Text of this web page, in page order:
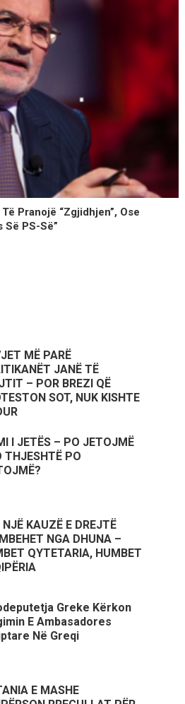
Pranojë “Zgjidhjen”, Ose
PS-Së”
MË PARË
JANË TË
– POR BREZI QË
SOT, NUK KISHTE
I JETËS – PO JETOJMË
THJESHTË PO
NJË KAUZË E DREJTË
NGA DHUNA –
QYTETARIA, HUMBET
Greke Kërkon
E Ambasadores
Në Greqi
E MASHE